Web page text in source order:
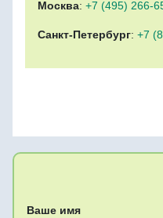
Москва: +7 (495) 266-
Санкт-Петербург: +7
Ваше имя